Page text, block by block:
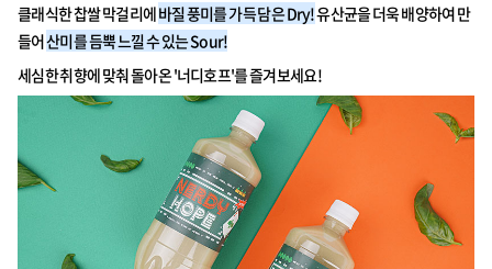
클래식한 찹쌀 막걸리에바질 풍미를 가득 담은 Dry!유산균을 더욱 배양하여 만
들어산미를 듬뿍 느낄 수 있는 Sour!
세심한 취향에 맞춰 돌아온 '너디호프'를 즐겨보세요!